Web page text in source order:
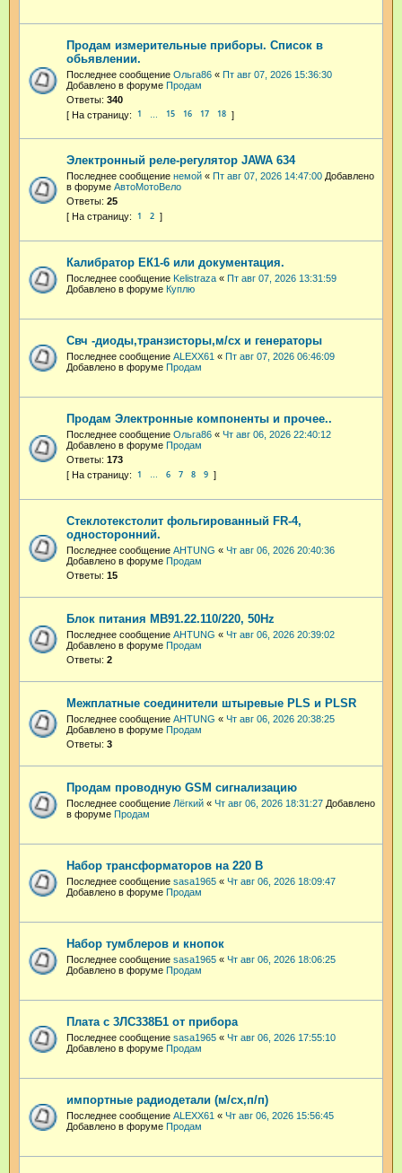
Продам измерительные приборы. Список в
обьявлении.
Последнее сообщение Ольга86 « Пт авг 07, 2026 15:36:30
Добавлено в форуме Продам
Ответы: 340
1 15 16 17 18
Электронный реле-регулятор JAWA 634
Последнее сообщение немой « Пт авг 07, 2026 14:47:00 Добавлено
в форуме АвтоМотоВело
Ответы: 25
1 2
Калибратор ЕК1-6 или документация.
Последнее сообщение Kelistraza « Пт авг 07, 2026 13:31:59
Добавлено в форуме Куплю
Свч -диоды,транзисторы,м/сх и генераторы
Последнее сообщение ALEXX61 « Пт авг 07, 2026 06:46:09
Добавлено в форуме Продам
Продам Электронные компоненты и прочее..
Последнее сообщение Ольга86 « Чт авг 06, 2026 22:40:12
Добавлено в форуме Продам
Ответы: 173
1 … 6 7 8 9
Стеклотекстолит фольгированный FR-4,
односторонний.
Последнее сообщение AHTUNG « Чт авг 06, 2026 20:40:36
Добавлено в форуме Продам
Ответы: 15
Блок питания МВ91.22.110/220, 50Hz
Последнее сообщение AHTUNG « Чт авг 06, 2026 20:39:02
Добавлено в форуме Продам
Ответы: 2
Межплатные соединители штыревые PLS и PLSR
Последнее сообщение AHTUNG « Чт авг 06, 2026 20:38:25
Добавлено в форуме Продам
Ответы: 3
Продам проводную GSM сигнализацию
Последнее сообщение Лёгкий « Чт авг 06, 2026 18:31:27 Добавлено
в форуме Продам
Набор трансформаторов на 220 В
Последнее сообщение sasa1965 « Чт авг 06, 2026 18:09:47
Добавлено в форуме Продам
Набор тумблеров и кнопок
Последнее сообщение sasa1965 « Чт авг 06, 2026 18:06:25
Добавлено в форуме Продам
Плата с 3ЛС338Б1 от прибора
Последнее сообщение sasa1965 « Чт авг 06, 2026 17:55:10
Добавлено в форуме Продам
импортные радиодетали (м/сх,п/п)
Последнее сообщение ALEXX61 « Чт авг 06, 2026 15:56:45
Добавлено в форуме Продам